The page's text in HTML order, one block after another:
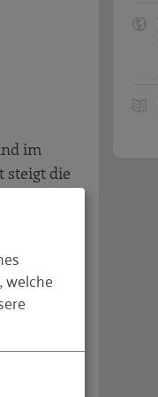
im
steigt die
zur
die
welche